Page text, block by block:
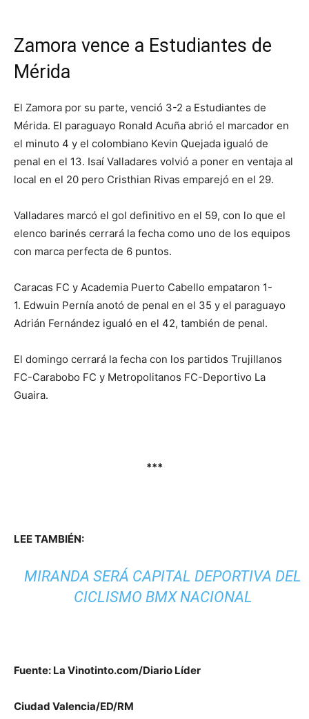
Zamora vence a Estudiantes de
Mérida
El Zamora por su parte, venció 3-2 a Estudiantes de
Mérida. El paraguayo Ronald Acuña abrió el marcador en
el minuto 4 y el colombiano Kevin Quejada igualó de
penal en el 13. Isaí Valladares volvió a poner en ventaja al
local en el 20 pero Cristhian Rivas emparejó en el 29.
Valladares marcó el gol definitivo en el 59, con lo que el
elenco barinés cerrará la fecha como uno de los equipos
con marca perfecta de 6 puntos.
Caracas FC y Academia Puerto Cabello empataron 1-
1. Edwuin Pernía anotó de penal en el 35 y el paraguayo
Adrián Fernández igualó en el 42, también de penal.
El domingo cerrará la fecha con los partidos Trujillanos
FC-Carabobo FC y Metropolitanos FC-Deportivo La
Guaira.
***
LEE TAMBIÉN:
MIRANDA SERÁ CAPITAL DEPORTIVA DEL
CICLISMO BMX NACIONAL
Fuente: La Vinotinto.com/Diario Líder
Ciudad Valencia/ED/RM